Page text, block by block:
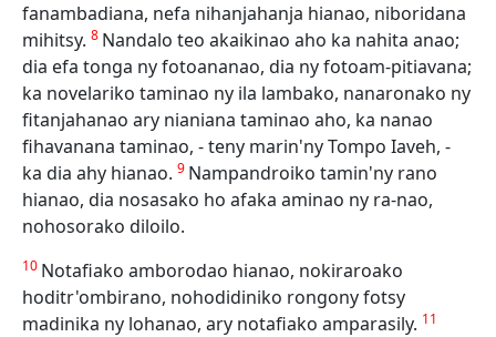
fanambadiana, nefa nihanjahanja hianao, niboridana
mihitsy. 8 Nandalo teo akaikinao aho ka nahita anao;
dia efa tonga ny fotoananao, dia ny fotoam-pitiavana;
ka novelariko taminao ny ila lambako, nanaronako ny
fitanjahanao ary nianiana taminao aho, ka nanao
fihavanana taminao, - teny marin'ny Tompo Iaveh, -
ka dia ahy hianao. 9 Nampandroiko tamin'ny rano
hianao, dia nosasako ho afaka aminao ny ra-nao,
nohosorako diloilo.
10 Notafiako amborodao hianao, nokiraroako
hoditr'ombirano, nohodidiniko rongony fotsy
madinika ny lohanao, ary notafiako amparasily. 11